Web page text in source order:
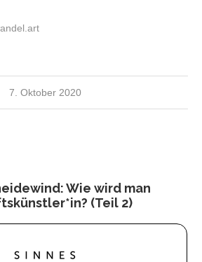
7. Oktober 2020
Wie wird man
(Teil 2)